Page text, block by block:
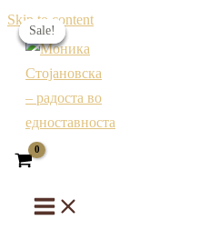
Skip to content
Sale!
Sale!
Sale!
Sale!